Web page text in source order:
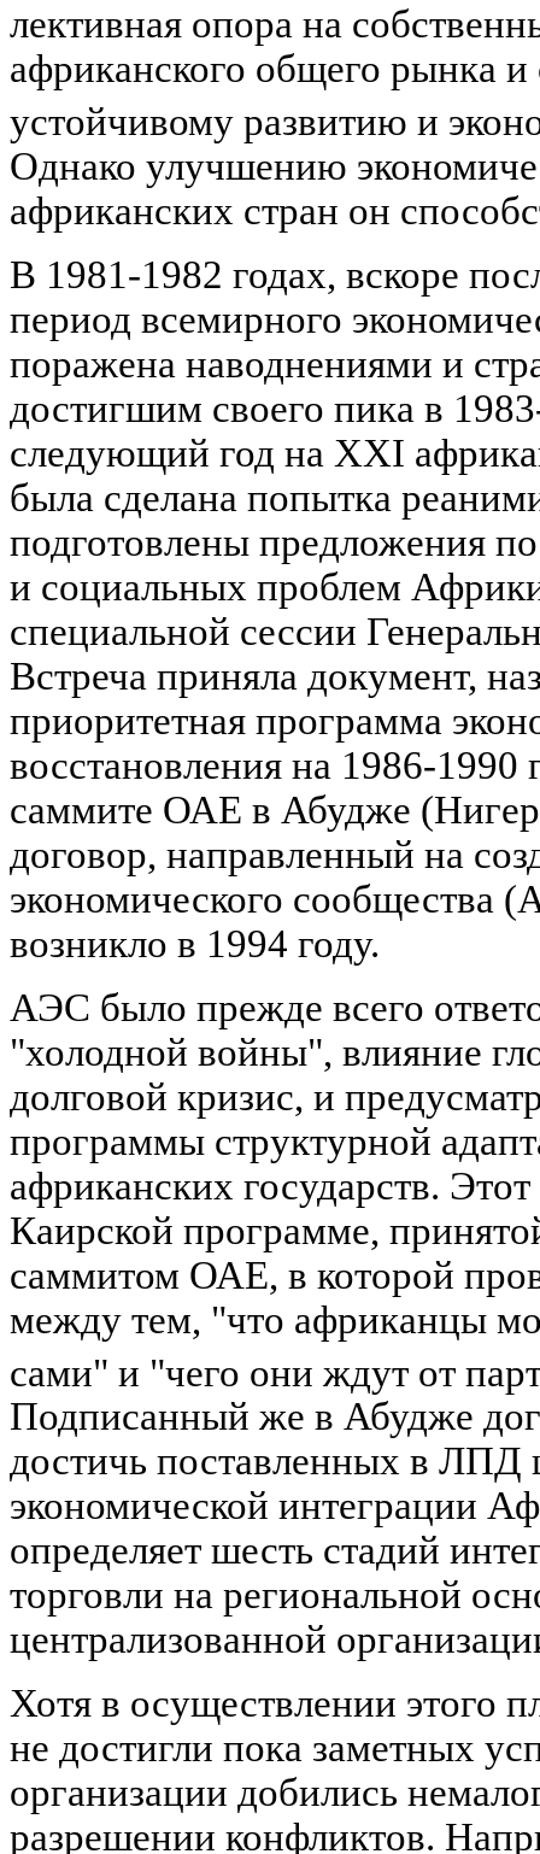
лективная опора на
африканского общего рынка и
устойчивому развитию и
Однако улучшению
африканских стран он
В 1981-1982 годах, вскоре
период всемирного
поражена наводнениями и
достигшим своего пика в
следующий год на XXI
была сделана попытка
подготовлены предложения
и социальных проблем
специальной сессии
Встреча приняла документ,
приоритетная программа
восстановления на 1986-1990
саммите ОАЕ в Абудже
договор, направленный на
экономического сообщества
возникло в 1994 году.
АЭС было прежде всего
"холодной войны", влияние
долговой кризис, и
программы структурной
африканских государств.
Каирской программе,
саммитом ОАЕ, в которой
между тем, "что африканцы
сами" и "чего они ждут от
Подписанный же в Абудже
достичь поставленных в ЛПД
экономической интеграции
определяет шесть стадий
торговли на региональной
централизованной
Хотя в осуществлении этого
не достигли пока заметных
организации добились
разрешении конфликтов.